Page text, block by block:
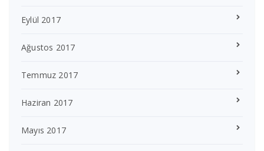
Eylül 2017
Ağustos 2017
Temmuz 2017
Haziran 2017
Mayıs 2017